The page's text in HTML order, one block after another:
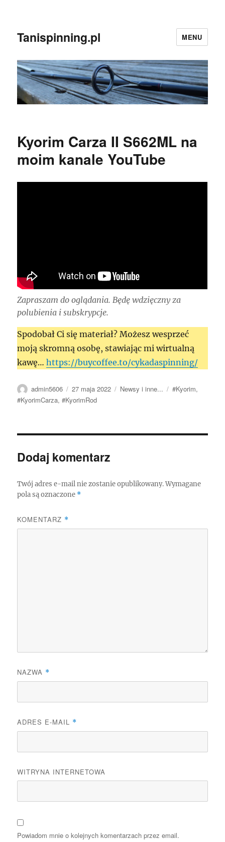
Tanispinning.pl MENU
Kyorim Carza II S662ML na
moim kanale YouTube
Zapraszam do oglądania. Będę wdzięczny za
polubienia i subskrypcje.
Spodobał Ci się materiał? Możesz wesprzeć
moją skromną osobę, stawiając mi wirtualną
kawę…https://buycoffee.to/cykadaspinning/
Autor
admin5606
Data
publikacji
27 maja 2022 Kategorie
Newsy i inne... Tagi
#Kyorim,
#KyorimCarza,#KyorimRod
Dodaj komentarz
Twój adres e-mail nie zostanie opublikowany. Wymagane
pola są oznaczone *
KOMENTARZ *
NAZWA *
ADRES E-MAIL *
WITRYNA INTERNETOWA
Powiadom mnie o kolejnych komentarzach przez email.